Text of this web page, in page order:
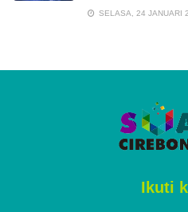
SELASA, 24 JANUARI
Ikuti